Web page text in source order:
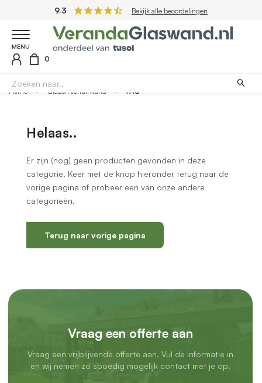
9.3 Bekijk alle beoordelingen
MENU
0
Home Glazen schuifwand FAQ
Helaas..
Er zijn (nog) geen producten gevonden in deze
categorie. Keer met de knop hieronder terug naar de
vorige pagina of probeer een van onze andere
categorieën.
Terug naar vorige pagina
Vraag een offerte aan
Vraag een vrijblijvende offerte aan. Vul de informatie in
en wij nemen zo spoedig mogelijk contact met je op.